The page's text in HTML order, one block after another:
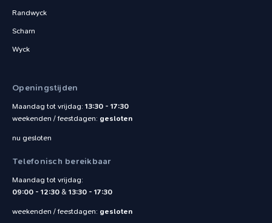
Randwyck
Scharn
Wyck
Openingstijden
Maandag tot vrijdag: 13:30 - 17:30
weekenden / feestdagen: gesloten
nu gesloten
Telefonisch bereikbaar
Maandag tot vrijdag:
09:00 - 12:30 & 13:30 - 17:30
weekenden / feestdagen: gesloten